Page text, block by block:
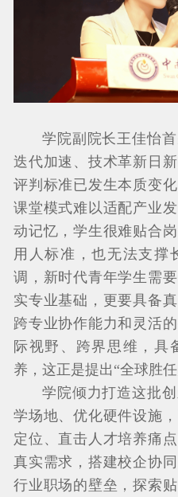
学院副院长王佳怡
迭代加速、技术革新日
评判标准已发生本质变
课堂模式难以适配产业
动记忆，学生很难贴合
用人标准，也无法支撑
调，新时代青年学生需
实专业基础，更要具备
跨专业协作能力和灵活
际视野、跨界思维，具
养，这正是提出“全球胜任
学院倾力打造这批
学场地、优化硬件设施
定位、直击人才培养痛
真实需求，搭建校企协
行业职场的壁垒，探索